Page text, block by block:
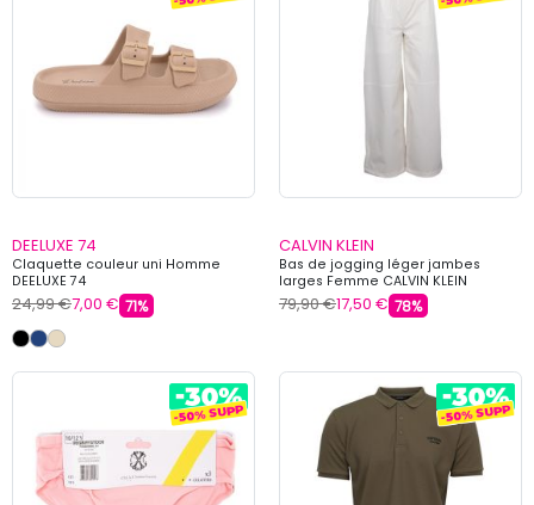
DEELUXE 74
Claquette couleur uni Homme
DEELUXE 74
24,99 €7,00 € 71%
CALVIN KLEIN
Bas de jogging léger jambes
larges Femme CALVIN KLEIN
79,90 €17,50 € 78%